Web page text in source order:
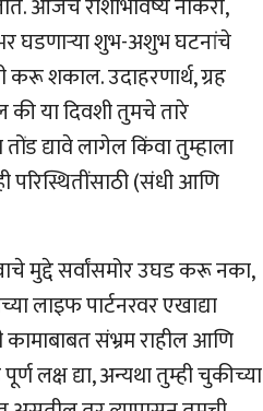
घडणाऱ्या शुभ-अशुभ घटनांचे
करू शकाल. उदाहरणार्थ, ग्रह
की या दिवशी तुमचे तारे
द्यावे लागेल किंवा तुम्हाला
परिस्थितींसाठी (संधी आणि
मुद्दे सर्वांसमोर उघड करू नका,
लाइफ पार्टनरवर एखाद्या
संभ्रम राहील आणि
लक्ष द्या, अन्यथा तुम्ही चुकीच्या